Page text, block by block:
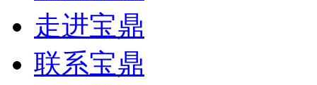
走进宝鼎
联系宝鼎